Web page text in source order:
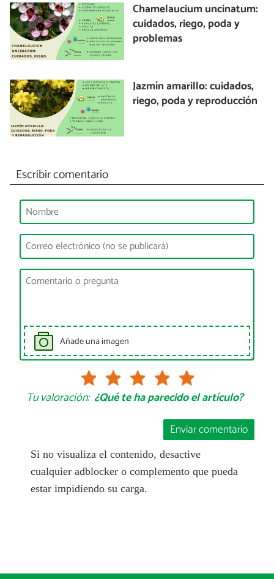
Chamelaucium uncinatum:
cuidados, riego, poda y
problemas
Jazmín amarillo: cuidados,
riego, poda y reproducción
Escribir comentario
Añade una imagen
Tu valoración: ¿Qué te ha parecido el artículo?
Enviar comentario
Si no visualiza el contenido, desactive
cualquier adblocker o complemento que pueda
estar impidiendo su carga.